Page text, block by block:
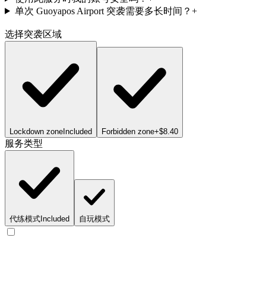
单次 Guoyapos Airport 突袭需要多长时间？ +
选择突袭区域
Lockdown zone Included Forbidden zone+$8.40
服务类型
代练模式 Included 自玩模式